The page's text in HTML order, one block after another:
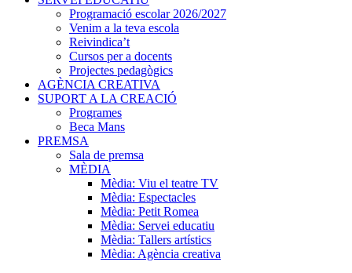
Programació escolar 2026/2027
Venim a la teva escola
Reivindica’t
Cursos per a docents
Projectes pedagògics
AGÈNCIA CREATIVA
SUPORT A LA CREACIÓ
Programes
Beca Mans
PREMSA
Sala de premsa
MÈDIA
Mèdia: Viu el teatre TV
Mèdia: Espectacles
Mèdia: Petit Romea
Mèdia: Servei educatiu
Mèdia: Tallers artístics
Mèdia: Agència creativa